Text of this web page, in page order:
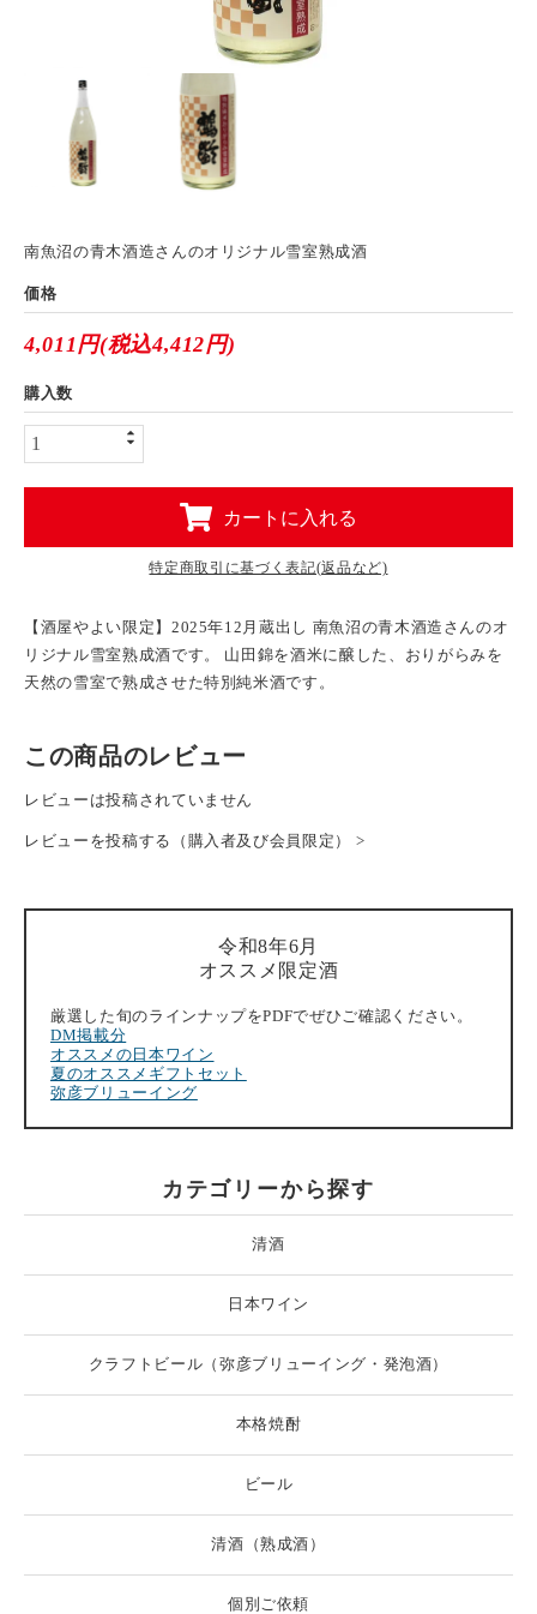
南魚沼の青木酒造さんのオリジナル雪室熟成酒
価格
4,011円(税込4,412円)
購入数
カートに入れる
特定商取引に基づく表記(返品など)
【酒屋やよい限定】2025年12月蔵出し 南魚沼の青木酒造さんのオ
リジナル雪室熟成酒です。 山田錦を酒米に醸した、おりがらみを
天然の雪室で熟成させた特別純米酒です。
この商品のレビュー
レビューは投稿されていません
レビューを投稿する（購入者及び会員限定） >
令和8年6月
オススメ限定酒
厳選した旬のラインナップをPDFでぜひご確認ください。
DM掲載分
オススメの日本ワイン
夏のオススメギフトセット
弥彦ブリューイング
カテゴリーから探す
清酒
日本ワイン
クラフトビール（弥彦ブリューイング・発泡酒）
本格焼酎
ビール
清酒（熟成酒）
個別ご依頼